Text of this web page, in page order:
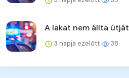
A lakat nem állta útját
3 napja ezelőtt 38